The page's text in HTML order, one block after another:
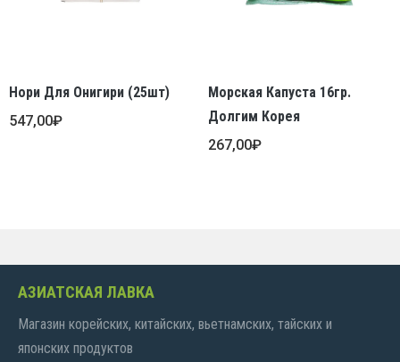
Нори Для Онигири (25шт)
547,00₽
Морская Капуста 16гр.
Долгим Корея
267,00₽
АЗИАТСКАЯ ЛАВКА
Магазин корейских, китайских, вьетнамских, тайских и
японских продуктов